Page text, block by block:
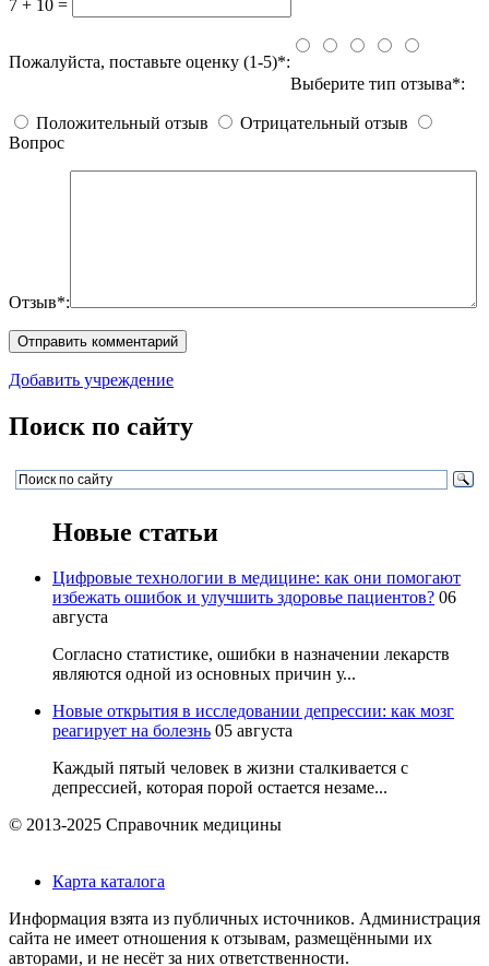
7 + 10 =
Пожалуйста, поставьте оценку (1-5)*:
Выберите тип отзыва*:
Положительный отзыв
Отрицательный отзыв
Вопрос
Отзыв*:
Добавить учреждение
Поиск по сайту
Новые статьи
Цифровые технологии в медицине: как они помогают
избежать ошибок и улучшить здоровье пациентов? 06
августа
Согласно статистике, ошибки в назначении лекарств
являются одной из основных причин у...
Новые открытия в исследовании депрессии: как мозг
реагирует на болезнь 05 августа
Каждый пятый человек в жизни сталкивается с
депрессией, которая порой остается незаме...
© 2013-2025 Справочник медицины
Карта каталога
Информация взята из публичных источников. Администрация
сайта не имеет отношения к отзывам, размещёнными их
авторами, и не несёт за них ответственности.